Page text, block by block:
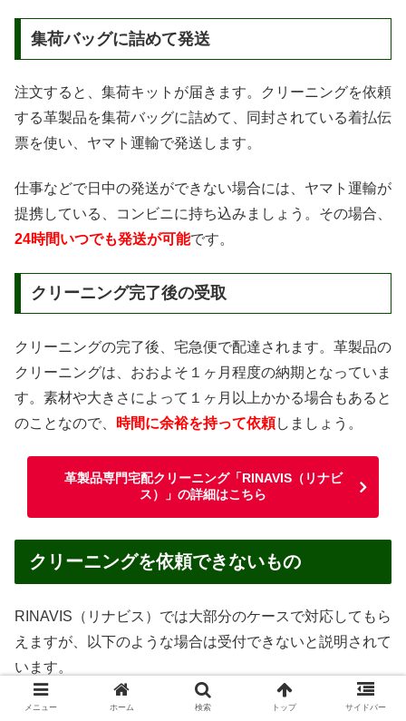
集荷バッグに詰めて発送
注文すると、集荷キットが届きます。クリーニングを依頼
する革製品を集荷バッグに詰めて、同封されている着払伝
票を使い、ヤマト運輸で発送します。
仕事などで日中の発送ができない場合には、ヤマト運輸が
提携している、コンビニに持ち込みましょう。その場合、
24時間いつでも発送が可能です。
クリーニング完了後の受取
クリーニングの完了後、宅急便で配達されます。革製品の
クリーニングは、おおよそ１ヶ月程度の納期となっていま
す。素材や大きさによって１ヶ月以上かかる場合もあると
のことなので、
時間に余裕を持って依頼しましょう。
革製品専門宅配クリーニング「RINAVIS（リナビ
ス）」の詳細はこちら
クリーニングを依頼できないもの
RINAVIS（リナビス）では大部分のケースで対応してもら
えますが、以下のような場合は受付できないと説明されて
います。
汚物・嘔吐物がついたままのもの
メニュー ホーム 検索 トップ サイドバー